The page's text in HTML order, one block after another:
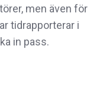
men även för
tidrapporterar i
in pass.